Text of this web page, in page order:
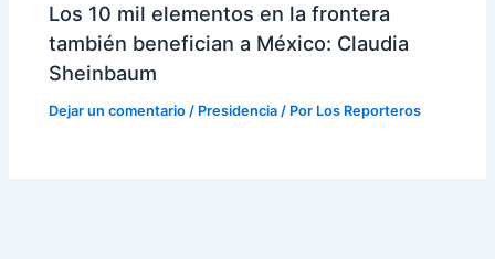
Los 10 mil elementos en la frontera
también benefician a México: Claudia
Sheinbaum
Dejar un comentario / Presidencia / Por Los Reporteros